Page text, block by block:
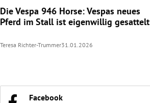
Die Vespa 946 Horse: Vespas neues
Pferd im Stall ist eigenwillig gesattelt
Teresa Richter-Trummer31.01.2026
Facebook